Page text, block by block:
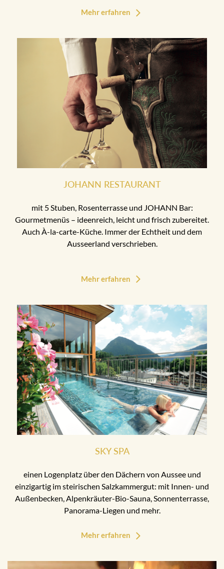
Mehr erfahren
JOHANN RESTAURANT
mit 5 Stuben, Rosenterrasse und JOHANN Bar:
Gourmetmenüs – ideenreich, leicht und frisch zubereitet.
Auch À-la-carte-Küche. Immer der Echtheit und dem
Ausseerland verschrieben.
Mehr erfahren
SKY SPA
einen Logenplatz über den Dächern von Aussee und
einzigartig im steirischen Salzkammergut: mit Innen- und
Außenbecken, Alpenkräuter-Bio-Sauna, Sonnenterrasse,
Panorama-Liegen und mehr.
Mehr erfahren